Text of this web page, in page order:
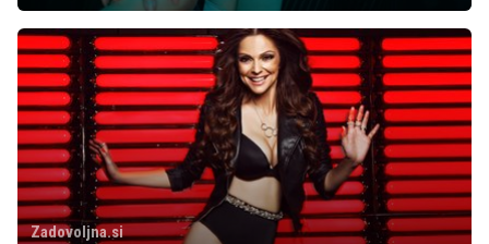
Zadovoljna.si